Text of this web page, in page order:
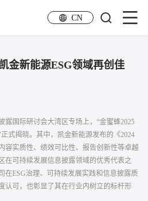
CN
金新能源ESG领域再创佳
露国际研讨会大湾区专场上，“金蜜蜂2025
式揭晓。其中，凯金新能源发布的《2024
容实质性、绩效可比性、报告创新性等卓越
在可持续发展信息披露领域的优秀代表之
在ESG治理、可持续发展实践和信息披露质
认可，也彰显了其在行业内树立的标杆形